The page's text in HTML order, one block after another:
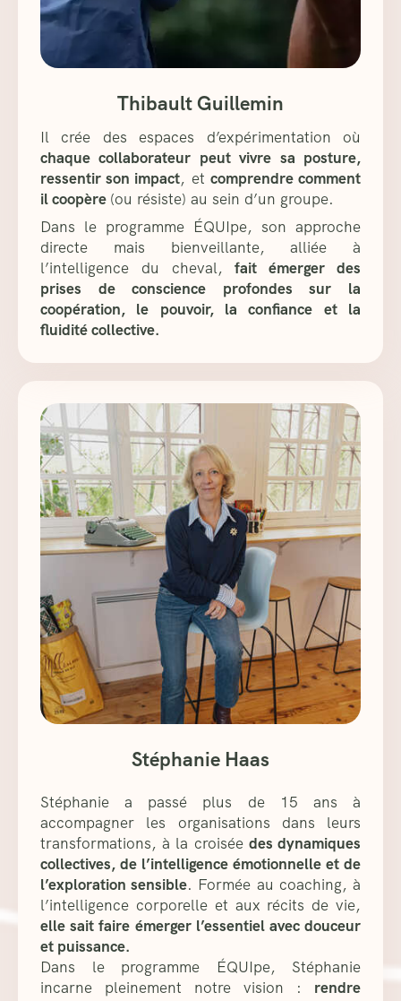
Stéphanie Haas
Stéphanie a passé plus de 15 ans à
accompagner les organisations dans leurs
transformations, à la croisée des dynamiques
collectives, de l’intelligence émotionnelle et de
l’exploration sensible. Formée au coaching, à
l’intelligence corporelle et aux récits de vie,
elle sait faire émerger l’essentiel avec douceur
et puissance.
Dans le programme ÉQUIpe, Stéphanie
incarne pleinement notre vision : rendre
Thibault Guillemin
Il crée des espaces d’expérimentation où
chaque collaborateur peut vivre sa posture,
ressentir son impact, et comprendre comment
il coopère (ou résiste) au sein d’un groupe.
Dans le programme ÉQUIpe, son approche
directe mais bienveillante, alliée à
l’intelligence du cheval,fait émerger des
prises de conscience profondes sur la
coopération, le pouvoir, la confiance et la
fluidité collective.